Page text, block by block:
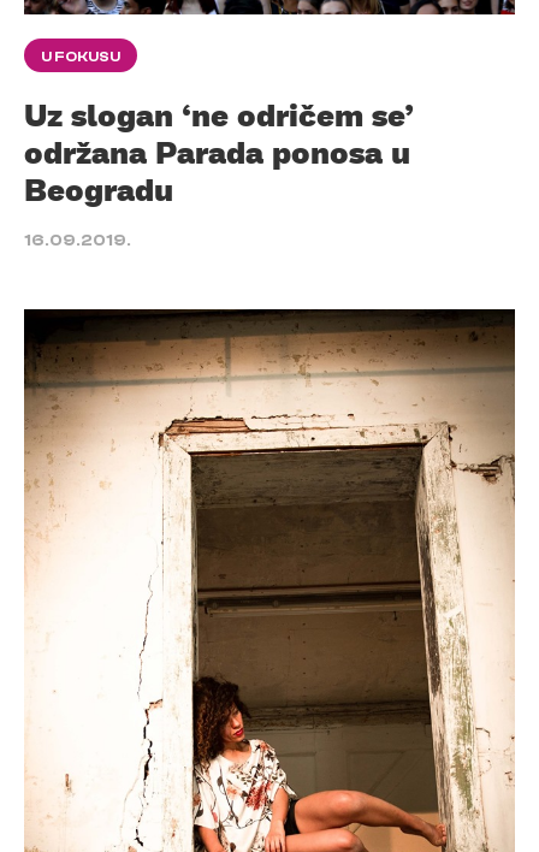
U FOKUSU
Uz slogan ‘ne odričem se’
održana Parada ponosa u
Beogradu
16.09.2019.